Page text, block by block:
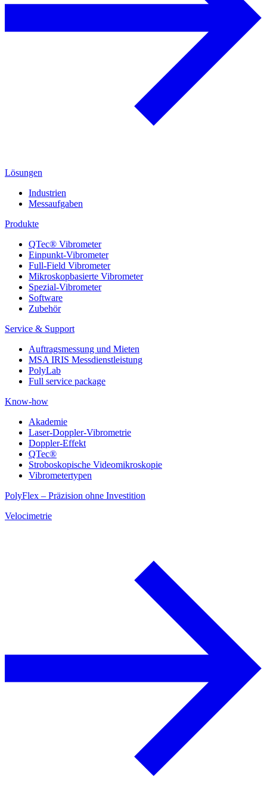
Lösungen
Industrien
Messaufgaben
Produkte
QTec® Vibrometer
Einpunkt-Vibrometer
Full-Field Vibrometer
Mikroskopbasierte Vibrometer
Spezial-Vibrometer
Software
Zubehör
Service & Support
Auftragsmessung und Mieten
MSA IRIS Messdienstleistung
PolyLab
Full service package
Know-how
Akademie
Laser-Doppler-Vibrometrie
Doppler-Effekt
QTec®
Stroboskopische Videomikroskopie
Vibrometertypen
PolyFlex – Präzision ohne Investition
Velocimetrie